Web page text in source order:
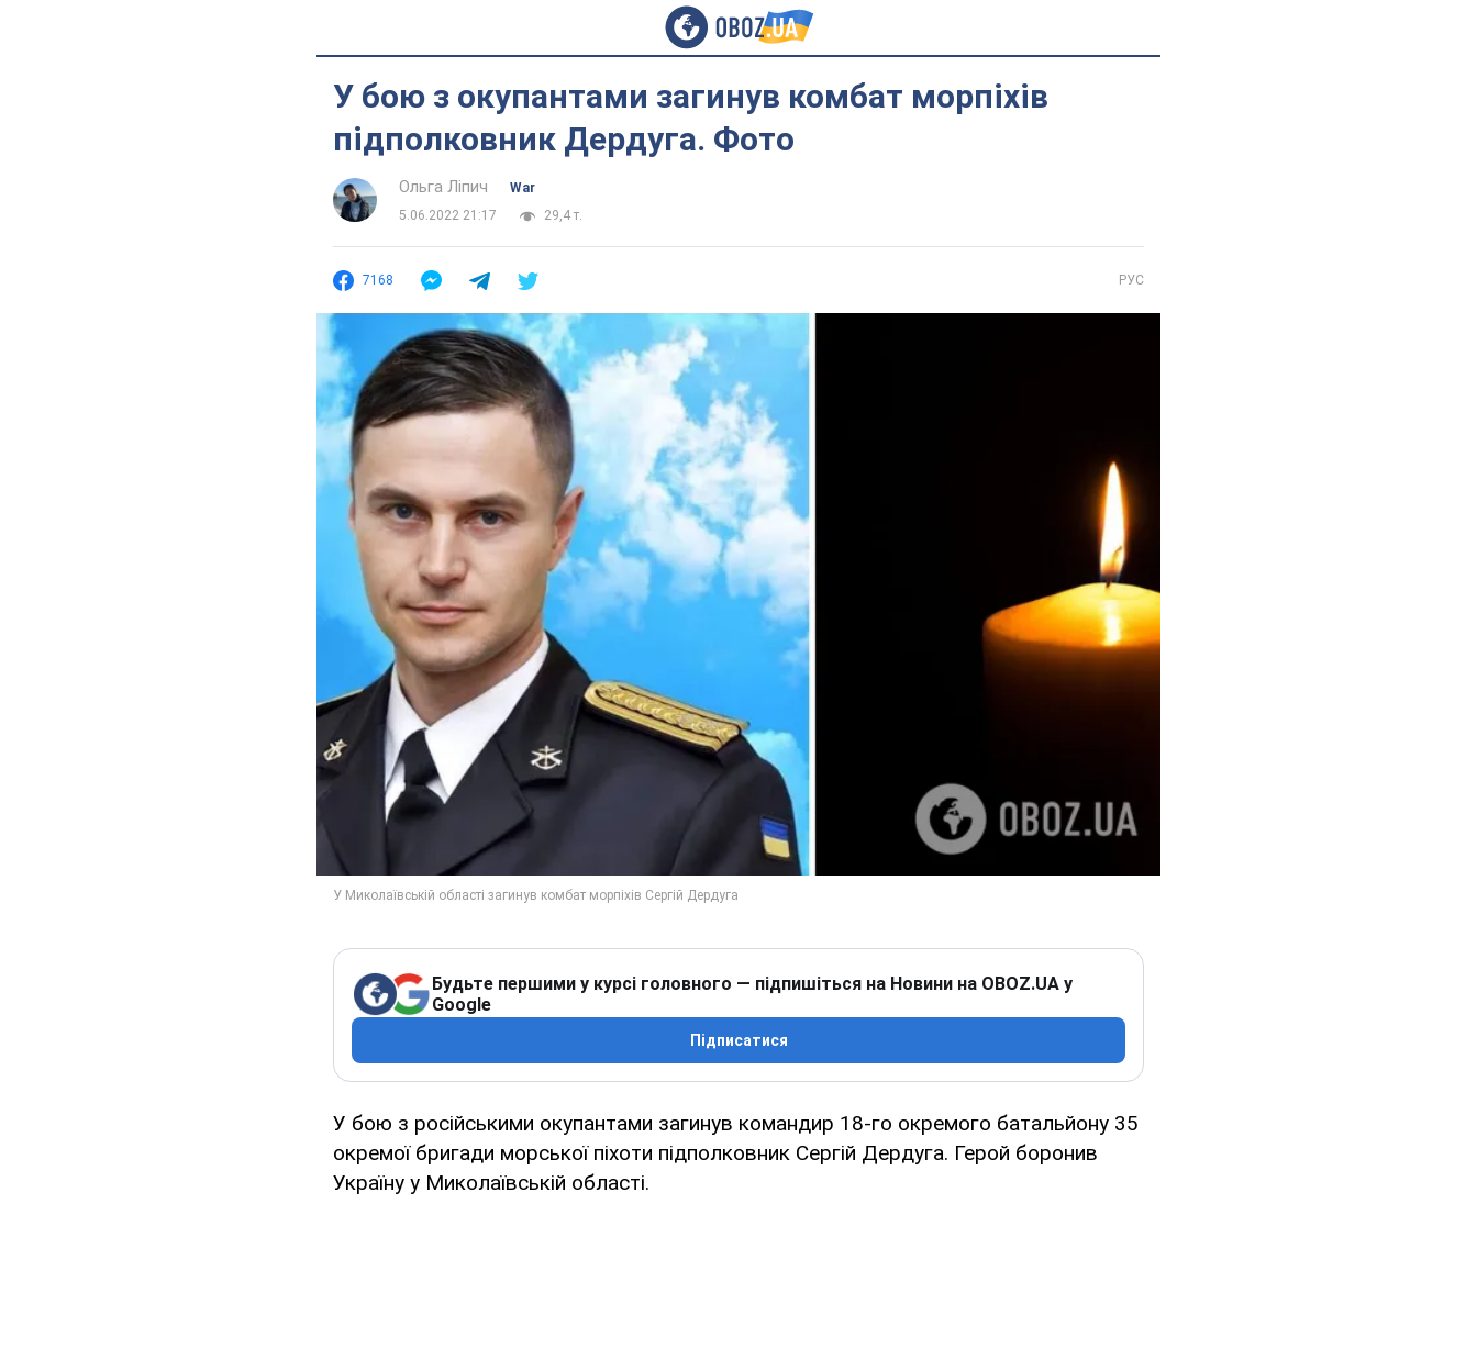
У бою з окупантами загинув комбат морпіхів
підполковник Дердуга. Фото
Ольга Ліпич
War
5.06.2022 21:17
29,4 т.
7168 РУС
Будьте першими у курсі головного — підпишіться на Новини на OBOZ.UA у
Google
Підписатися
У бою з російськими окупантами загинув командир 18-го окремого батальйону 35
окремої бригади морської піхоти підполковник Сергій Дердуга. Герой боронив
Україну у Миколаївській області.